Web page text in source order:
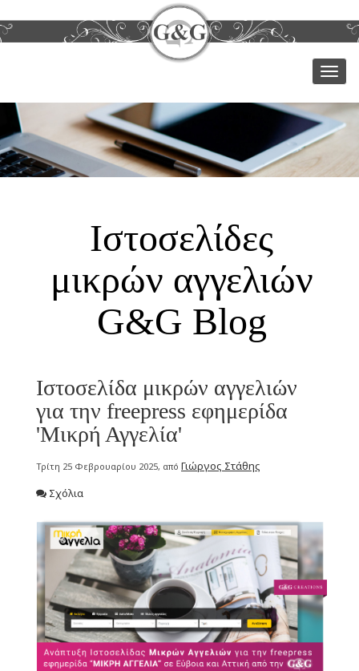
Ιστοσελίδες
μικρών αγγελιών
G&G Blog
Ιστοσελίδα μικρών αγγελιών
για την freepress εφημερίδα
'Μικρή Αγγελία'
Τρίτη 25 Φεβρουαρίου 2025, από Γιώργος Στάθης
Σχόλια